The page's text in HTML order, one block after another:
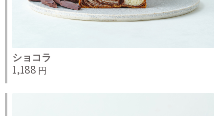
ショコラ
1,188 円